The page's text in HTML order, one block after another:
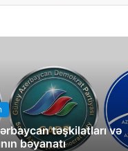
təşkilatları və
bəyanatı